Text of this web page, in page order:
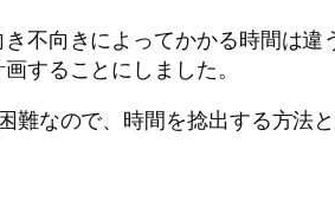
不向きによってかかる時間は
することにしました。
なので、時間を捻出する方法